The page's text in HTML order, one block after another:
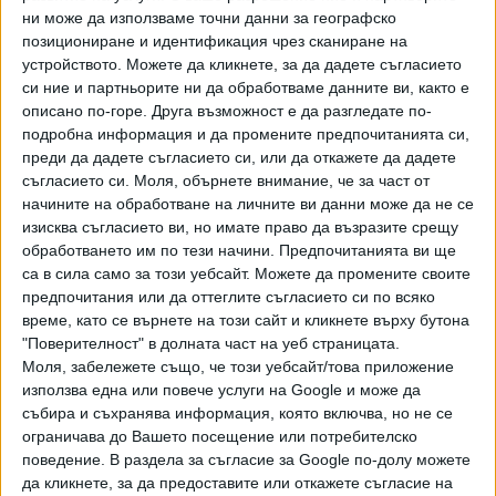
ни може да използваме точни данни за географско
позициониране и идентификация чрез сканиране на
устройството. Можете да кликнете, за да дадете съгласието
си ние и партньорите ни да обработваме данните ви, както е
описано по-горе. Друга възможност е да разгледате по-
подробна информация и да промените предпочитанията си,
преди да дадете съгласието си, или да откажете да дадете
съгласието си. Моля, обърнете внимание, че за част от
начините на обработване на личните ви данни може да не се
изисква съгласието ви, но имате право да възразите срещу
обработването им по тези начини. Предпочитанията ви ще
са в сила само за този уебсайт. Можете да промените своите
предпочитания или да оттеглите съгласието си по всяко
време, като се върнете на този сайт и кликнете върху бутона
"Поверителност" в долната част на уеб страницата.
Моля, забележете също, че този уебсайт/това приложение
използва една или повече услуги на Google и може да
събира и съхранява информация, която включва, но не се
ограничава до Вашето посещение или потребителско
поведение. В раздела за съгласие за Google по-долу можете
да кликнете, за да предоставите или откажете съгласие на
коментираха пред "Сега" юристи от "Да, България".
"Пеевски е декларирал повече дивиденти, отколкото
неговите фирми му изплащат. Тези несъответствия
може да са от пране на пари от неплатени данъци.
Институциите следва да проверят всичко това и макар
те да се контролират от него, това са числа, които
могат да се сметнат. Някой трябва да измисли нова
математика, за да докаже, че Пеевски е чист",
коментира сигнала Божанов през септември.
От "Да, България" казват, че от публично достъпната
информация е видимо несъответствието между
декларираните от Пеевски получени дивиденти и
декларираните от неговите дружества изплатени
дивиденти. Така например в периода 2017-2024 г.
начисленият дивидент от декларирани дружества е 49
512 000 лв., изплатеният дивидент е до 26 063 000 лв., а
декларираните доходи от дивидент в публичния